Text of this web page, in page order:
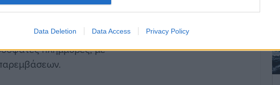
Data Deletion Data Access Privacy Policy
σημαντικές αποφάσεις
πλημμύρες, με